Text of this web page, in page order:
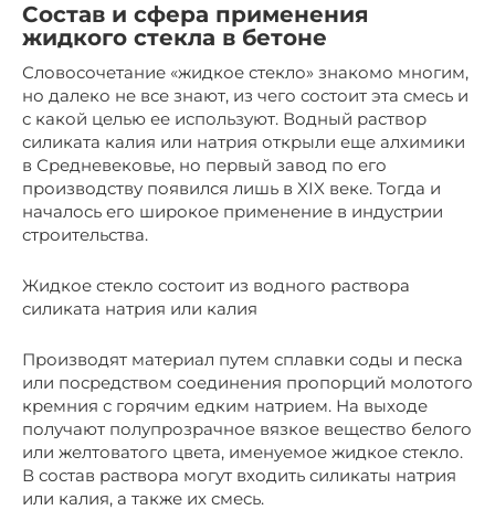
Состав и сфера применения
жидкого стекла в бетоне
Словосочетание «жидкое стекло» знакомо многим,
но далеко не все знают, из чего состоит эта смесь и
с какой целью ее используют. Водный раствор
силиката калия или натрия открыли еще алхимики
в Средневековье, но первый завод по его
производству появился лишь в XIX веке. Тогда и
началось его широкое применение в индустрии
строительства.
Жидкое стекло состоит из водного раствора
силиката натрия или калия
Производят материал путем сплавки соды и песка
или посредством соединения пропорций молотого
кремния с горячим едким натрием. На выходе
получают полупрозрачное вязкое вещество белого
или желтоватого цвета, именуемое жидкое стекло.
В состав раствора могут входить силикаты натрия
или калия, а также их смесь.